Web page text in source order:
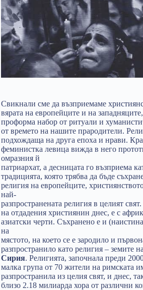
Свикнали сме да възприемаме
вярата на европейците и на
проформа набор от ритуали и
от времето на нашите прародители.
подхождаща на друга епоха и нрави.
феминистка левица вижда в него
омразния й
патриархат, а десницата го възприема
традицията, която трябва да бъде
религия на европейците,
най-
разпространената религия в целият
на отдадения християнин днес, е с
азиатски черти. Съхранено е и
на
мястото, на което се е зародило и
разпространило като религия – земите на
Сирия. Религията, започнала преди
малка група от 70 жители на римската
разпространила из целия свят, и днес,
близо 2.18 милиарда хора от различни